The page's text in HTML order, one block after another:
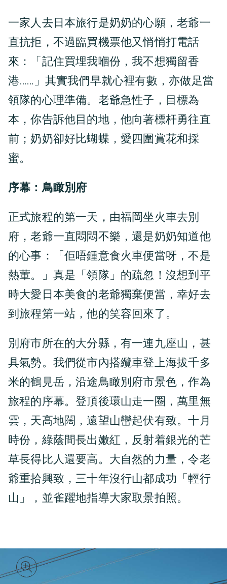
一家人去日本旅行是奶奶的心願，老爺一
直抗拒，不過臨買機票他又悄悄打電話
來：「記住買埋我嗰份，我不想獨留香
港……」其實我們早就心裡有數，亦做足當
領隊的心理準備。老爺急性子，目標為
本，你告訴他目的地，他向著標杆勇往直
前；奶奶卻好比蝴蝶，愛四圍賞花和採
蜜。
序幕：鳥瞰別府
正式旅程的第一天，由福岡坐火車去別
府，老爺一直悶悶不樂，還是奶奶知道他
的心事：「佢唔鍾意食火車便當呀，不是
熱葷。」真是「領隊」的疏忽！沒想到平
時大愛日本美食的老爺獨棄便當，幸好去
到旅程第一站，他的笑容回來了。
別府市所在的大分縣，有一連九座山，甚
具氣勢。我們從市內搭纜車登上海拔千多
米的鶴見岳，沿途鳥瞰別府市景色，作為
旅程的序幕。登頂後環山走一圈，萬里無
雲，天高地闊，遠望山巒起伏有致。十月
時份，綠蔭間長出嫩紅，反射着銀光的芒
草長得比人還要高。大自然的力量，令老
爺重拾興致，三十年沒行山都成功「輕行
山」，並雀躍地指導大家取景拍照。